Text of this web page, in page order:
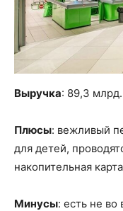
Выручка: 89,3
Плюсы: вежливый
для детей,
накопительная
Минусы: есть не во